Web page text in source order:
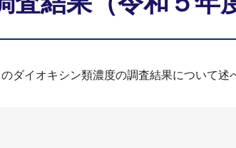
ダイオキシン類濃度の調査結果について述